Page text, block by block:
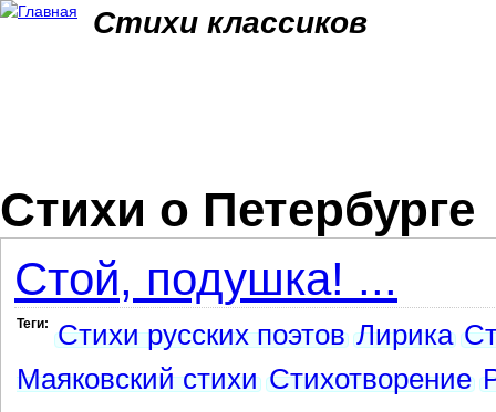
Стихи классиков
Стихи о Петербурге
Стой, подушка! ...
Теги: Стихи русских поэтов Лирика
Маяковский стихи Стихотворение